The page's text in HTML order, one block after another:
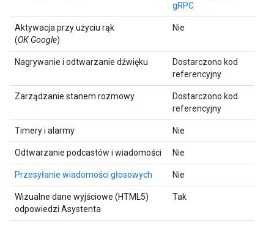
gRPC
Aktywacja przy użyciu rąk
(OK Google)
Nie
Nagrywanie i odtwarzanie dźwięku
Dostarczono kod
referencyjny
Zarządzanie stanem rozmowy
Dostarczono kod
referencyjny
Timery i alarmy Nie
Odtwarzanie podcastów i wiadomości Nie
Przesyłanie wiadomości głosowych Nie
Wizualne dane wyjściowe (HTML5)
odpowiedzi Asystenta
Tak